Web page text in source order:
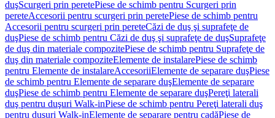
duşScurgeri prin peretePiese de schimb pentru Scurgeri prin
pereteAccesorii pentru scurgeri prin peretePiese de schimb pentru
Accesorii pentru scurgeri prin pereteCăzi de duş şi suprafeţe de
duşPiese de schimb pentru Căzi de duş şi suprafeţe de duşSuprafeţe
de duş din materiale compozitePiese de schimb pentru Suprafeţe de
duş din materiale compoziteElemente de instalarePiese de schimb
pentru Elemente de instalareAccesoriiElemente de separare duşPiese
de schimb pentru Elemente de separare duşElemente de separare
duşPiese de schimb pentru Elemente de separare duşPereţi laterali
duş pentru duşuri Walk-inPiese de schimb pentru Pereţi laterali duş
pentru duşuri Walk-inElemente de separare pentru cadăPiese de